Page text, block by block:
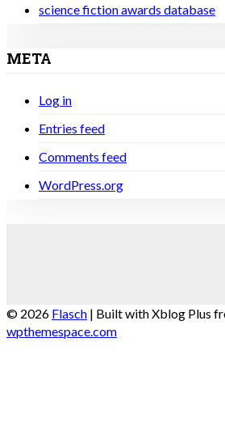
science fiction awards database
META
Log in
Entries feed
Comments feed
WordPress.org
© 2026 Flasch | Built with Xblog Plus
wpthemespace.com